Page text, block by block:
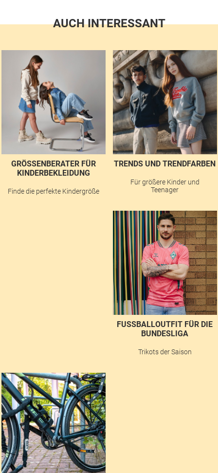
AUCH INTERESSANT
GRÖSSENBERATER FÜR K
INDERBEKLEIDUNG
Finde die perfekte Kindergröße
TRENDS UND TRENDFARBEN
Für größere Kinder und
Teenager
FUSSBALLOUTFIT FÜR DIE B
UNDESLIGA
Trikots der Saison